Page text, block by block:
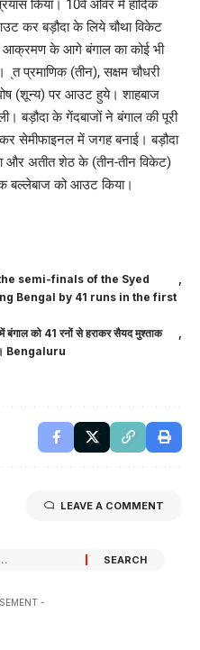
किया। 10वें ओवर में हार्दिक
कर बड़ौदा के लिये चौथा विकेट
आक्रमण के आगे बंगाल का कोई भी
प्रमाणिक (तीन), सक्षम चौधरी
(शून्य) पर आउट हुये। शाहबाज
बड़ौदा के गेंदबाजों ने बंगाल की पूरी
सेमीफाइनल में जगह बनाई। बड़ौदा
और अतीत शेठ के (तीन-तीन विकेट)
बल्लेबाज को आउट किया।
semi-finals of the Syed
Bengal by 41 runs in the first
बंगाल को 41 रनों से हराकर सैयद मुश्ताक
Bengaluru
LEAVE A COMMENT
-